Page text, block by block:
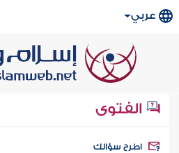
عربي
الفتوى